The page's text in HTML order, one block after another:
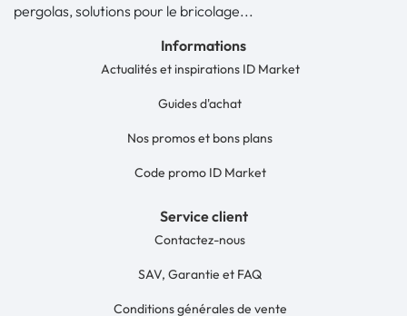
pergolas, solutions pour le bricolage...
Informations
Actualités et inspirations ID Market
Guides d'achat
Nos promos et bons plans
Code promo ID Market
Service client
Contactez-nous
SAV, Garantie et FAQ
Conditions générales de vente